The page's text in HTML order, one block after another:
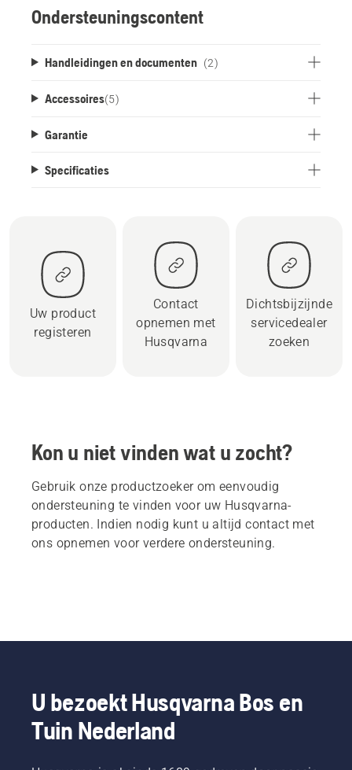
Ondersteuningscontent
Handleidingen en documenten (2)
Accessoires(5)
Garantie
Specificaties
Uw product
registeren
Contact
opnemen met
Husqvarna
Dichtsbijzijnde
servicedealer
zoeken
Kon u niet vinden wat u zocht?
Gebruik onze productzoeker om eenvoudig
ondersteuning te vinden voor uw Husqvarna-
producten. Indien nodig kunt u altijd contact met
ons opnemen voor verdere ondersteuning.
U bezoekt Husqvarna Bos en
Tuin Nederland